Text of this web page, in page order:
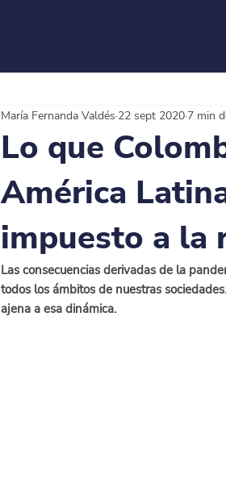
Lo que
América
impuesto a la
María Fernanda Valdés 22 sept 2020 7 min
Las consecuencias derivadas de la
todos los ámbitos de nuestras
ajena a esa dinámica.